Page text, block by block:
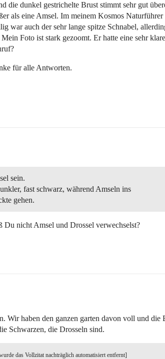
die dunkel gestrichelte Brust stimmt sehr gut
als eine Amsel. Im meinem Kosmos
war auch der sehr lange spitze Schnabel,
Foto ist stark gezoomt. Er hatte eine sehr
für alle Antworten.
sein.
fast schwarz, während Amseln ins
gehen.
Du nicht Amsel und Drossel verwechselst?
Wir haben den ganzen garten davon voll und
Schwarzen, die Drosseln sind.
das Vollzitat nachträglich automatisiert entfernt]